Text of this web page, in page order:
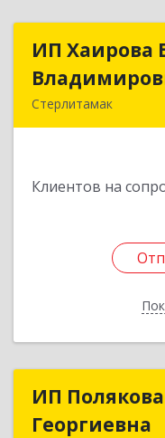
ИП Хаирова
Стерлитамак
Клиентов на
ИП
Георгиевна
ИП